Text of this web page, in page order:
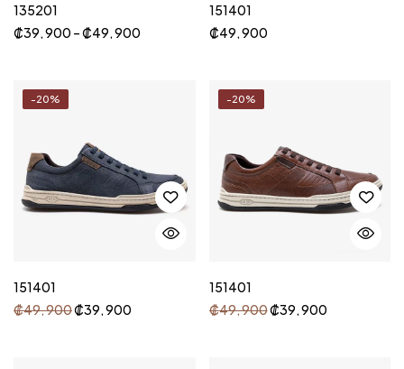
135201
₡39, 900 –₡49, 900
151401
₡49, 900
-20%
151401
₡49, 900₡39, 900
-20%
151401
₡49, 900₡39, 900